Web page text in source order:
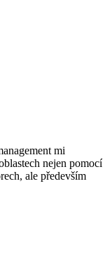
mi
nejen pomocí
ale především